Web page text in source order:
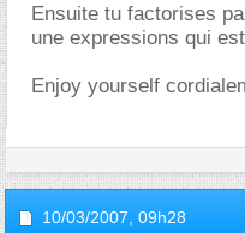
Ensuite tu factorises
une expressions qui
Enjoy yourself
10/03/2007, 09h28